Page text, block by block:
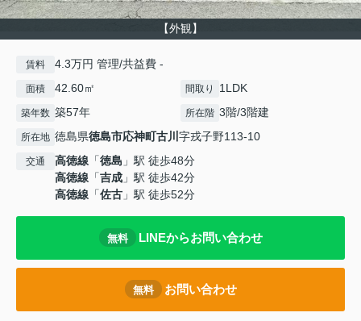
【外観】
賃料 4.3万円 管理/共益費 -
面積 42.60㎡ 間取り 1LDK
築年数 築57年 所在階 3階/3階建
所在地 徳島県徳島市応神町古川 字戎子野113-10
交通 高徳線 「徳島 」駅 徒歩48分
高徳線 「吉成 」駅 徒歩42分
高徳線 「佐古 」駅 徒歩52分
無料 LINEからお問い合わせ
無料 お問い合わせ